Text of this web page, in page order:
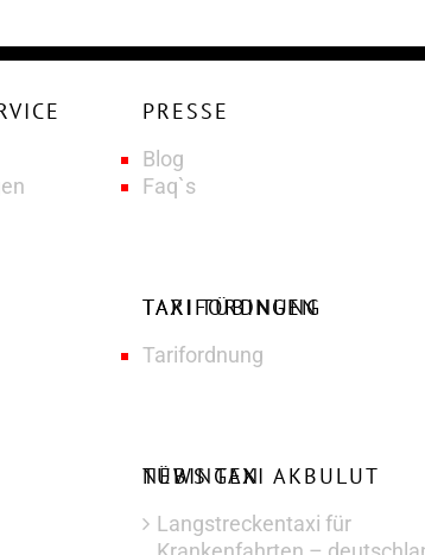
PRESSE
Blog
Faq`s
TAXI TÜBINGEN TARIFORDNUNG
Tarifordnung
NEWS TAXI AKBULUT TÜBINGEN
Langstreckentaxi für